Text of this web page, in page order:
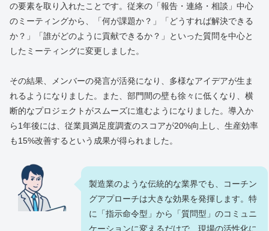
の要素を取り入れたことです。従来の「報告・連絡・相談」中心
のミーティングから、「何が課題か？」「どうすれば解決できる
か？」「誰がどのように貢献できるか？」といった質問を中心と
したミーティングに変更しました。
その結果、メンバーの発言が活発になり、多様なアイデアが生ま
れるようになりました。また、部門間の壁も徐々に低くなり、横
断的なプロジェクトがスムーズに進むようになりました。導入か
ら1年後には、従業員満足度調査のスコアが20%向上し、生産効率
も15%改善するという成果が得られました。
製造業のような伝統的な業界でも、コーチン
グアプローチは大きな効果を発揮します。特
に「指示命令型」から「質問型」のコミュニ
ケーションに変えるだけで、現場の活性化に